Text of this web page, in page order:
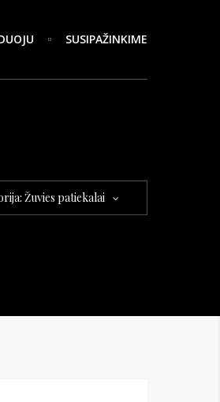
SUSIPAŽINKIME
Žuvies patiekalai